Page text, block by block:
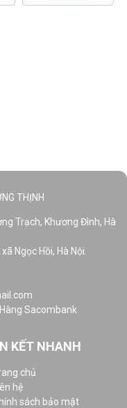
THỊNH
Trạch, Khương Đình, Hà
Ngọc Hồi, Hà Nội.
Sacombank
KẾT NHANH
chủ
hệ
sách bảo mật